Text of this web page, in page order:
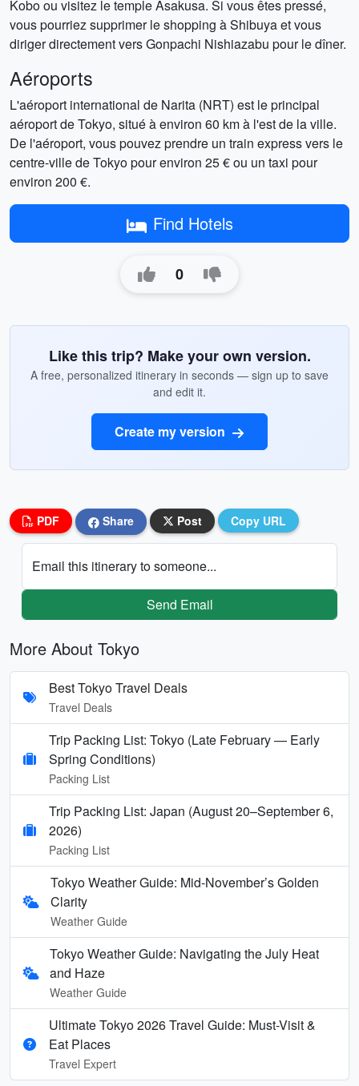
Kobo ou visitez le temple Asakusa. Si vous êtes pressé,
vous pourriez supprimer le shopping à Shibuya et vous
diriger directement vers Gonpachi Nishiazabu pour le dîner.
Aéroports
L'aéroport international de Narita (NRT) est le principal
aéroport de Tokyo, situé à environ 60 km à l'est de la ville.
De l'aéroport, vous pouvez prendre un train express vers le
centre-ville de Tokyo pour environ 25 € ou un taxi pour
environ 200 €.
Find Hotels
0
Like this trip? Make your own version.
A free, personalized itinerary in seconds — sign up to save
and edit it.
Create my version
PDF Share Post Copy URL
Email this itinerary to someone...
Send Email
More About Tokyo
Best Tokyo Travel Deals
Travel Deals
Trip Packing List: Tokyo (Late February — Early
Spring Conditions)
Packing List
Trip Packing List: Japan (August 20–September 6,
2026)
Packing List
Tokyo Weather Guide: Mid-November’s Golden
Clarity
Weather Guide
Tokyo Weather Guide: Navigating the July Heat
and Haze
Weather Guide
Ultimate Tokyo 2026 Travel Guide: Must-Visit &
Eat Places
Travel Expert